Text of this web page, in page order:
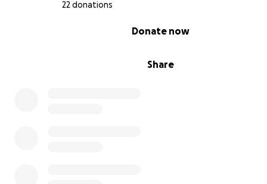
22 donations
Share
Donate now